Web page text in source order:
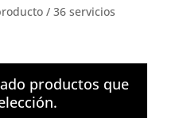
/ 36 servicios
productos que